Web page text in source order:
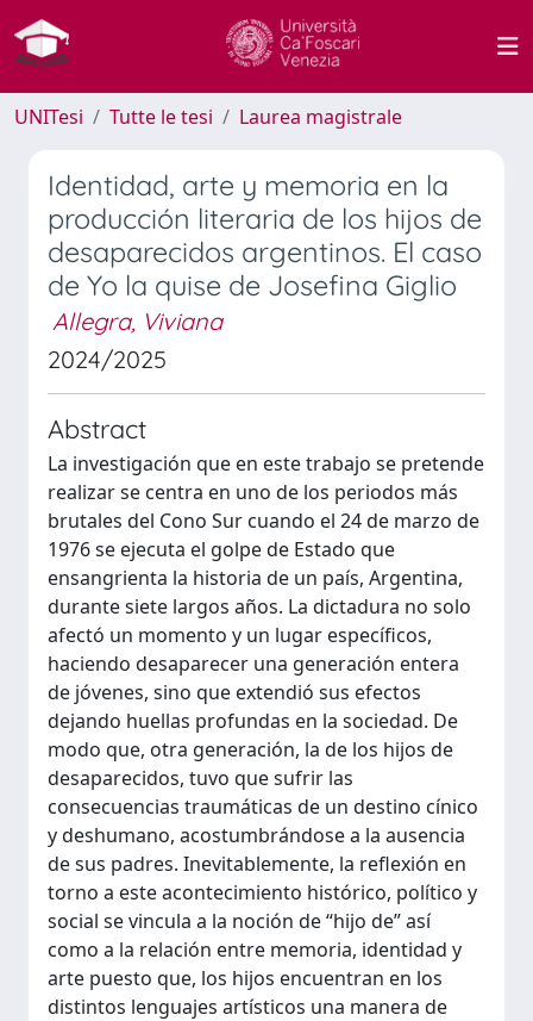
UNITesi Tutte le tesi Laurea magistrale
Identidad, arte y memoria en la
producción literaria de los hijos de
desaparecidos argentinos. El caso
de Yo la quise de Josefina Giglio
Allegra, Viviana
2024/2025
Abstract
La investigación que en este trabajo se pretende
realizar se centra en uno de los periodos más
brutales del Cono Sur cuando el 24 de marzo de
1976 se ejecuta el golpe de Estado que
ensangrienta la historia de un país, Argentina,
durante siete largos años. La dictadura no solo
afectó un momento y un lugar específicos,
haciendo desaparecer una generación entera
de jóvenes, sino que extendió sus efectos
dejando huellas profundas en la sociedad. De
modo que, otra generación, la de los hijos de
desaparecidos, tuvo que sufrir las
consecuencias traumáticas de un destino cínico
y deshumano, acostumbrándose a la ausencia
de sus padres. Inevitablemente, la reflexión en
torno a este acontecimiento histórico, político y
social se vincula a la noción de “hijo de” así
como a la relación entre memoria, identidad y
arte puesto que, los hijos encuentran en los
distintos lenguajes artísticos una manera de